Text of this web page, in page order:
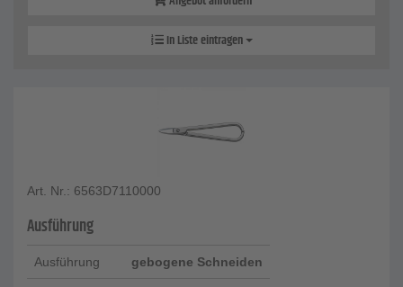
In Liste eintragen
Art. Nr.: 6563D7110000
Ausführung
Ausführung gebogene Schneiden